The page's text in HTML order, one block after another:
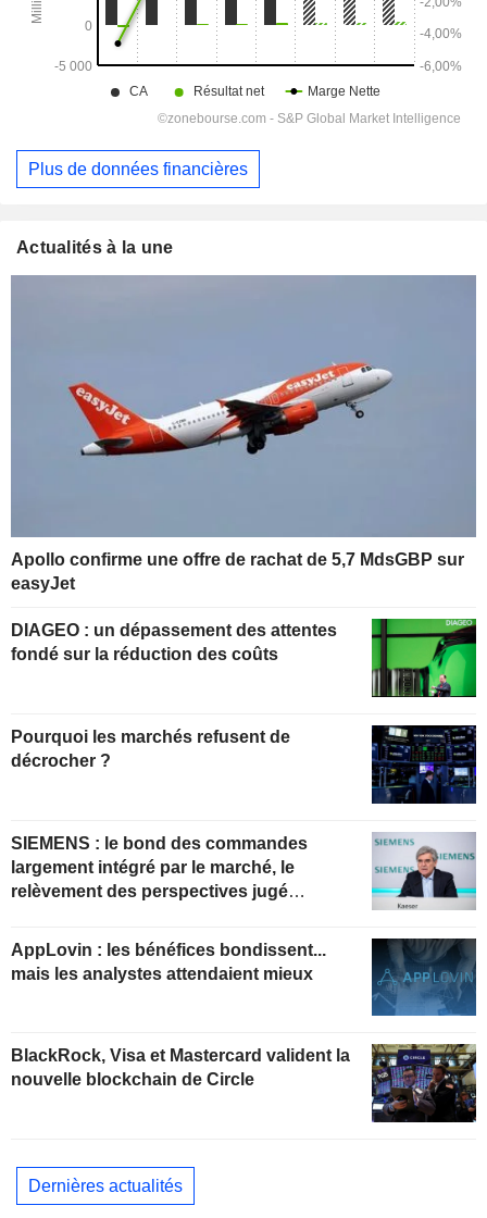
Plus de données financières
Actualités à la une
Apollo confirme une offre de rachat de 5,7 MdsGBP sur
easyJet
DIAGEO : un dépassement des attentes
fondé sur la réduction des coûts
Pourquoi les marchés refusent de
décrocher ?
SIEMENS : le bond des commandes
largement intégré par le marché, le
relèvement des perspectives jugé
actuelles
AppLovin : les bénéfices bondissent...
mais les analystes attendaient mieux
BlackRock, Visa et Mastercard valident la
nouvelle blockchain de Circle
Dernières actualités